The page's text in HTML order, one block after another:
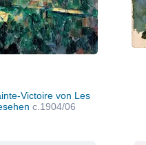
Victoire von Les
c.1904/06